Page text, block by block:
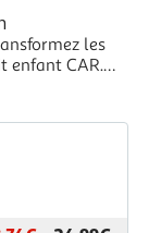
les
enfant CAR.
douceur et un
et d'arbres sur